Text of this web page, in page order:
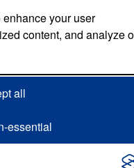
your user
content, and analyze
all
essential